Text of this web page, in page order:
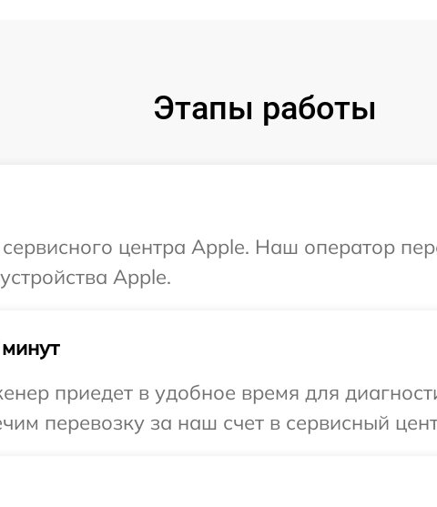
Этапы работы
сервисного центра Apple. Наш оператор
Apple.
приедет в удобное время для
перевозку за наш счет в сервисный